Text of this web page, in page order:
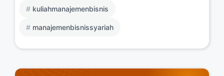
kuliahmanajemenbisnis
manajemenbisnissyariah